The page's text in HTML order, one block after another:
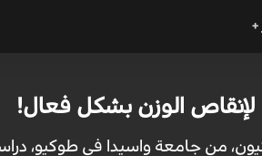
+
لإنقاص الوزن بشكل فعال!
من جامعة واسيدا في طوكيو،